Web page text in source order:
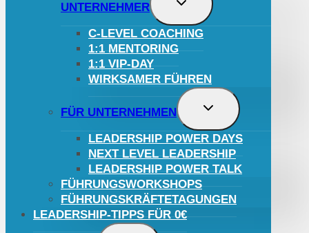
UNTERNEHMER
UMSCHALTEN
C-LEVEL COACHING
1:1 MENTORING
1:1 VIP-DAY
WIRKSAMER FÜHREN
FÜR UNTERNEHMEN
UNTERMENÜ
UMSCHALTEN
LEADERSHIP POWER DAYS
NEXT LEVEL LEADERSHIP
LEADERSHIP POWER TALK
FÜHRUNGSWORKSHOPS
FÜHRUNGSKRÄFTETAGUNGEN
LEADERSHIP-TIPPS FÜR 0€